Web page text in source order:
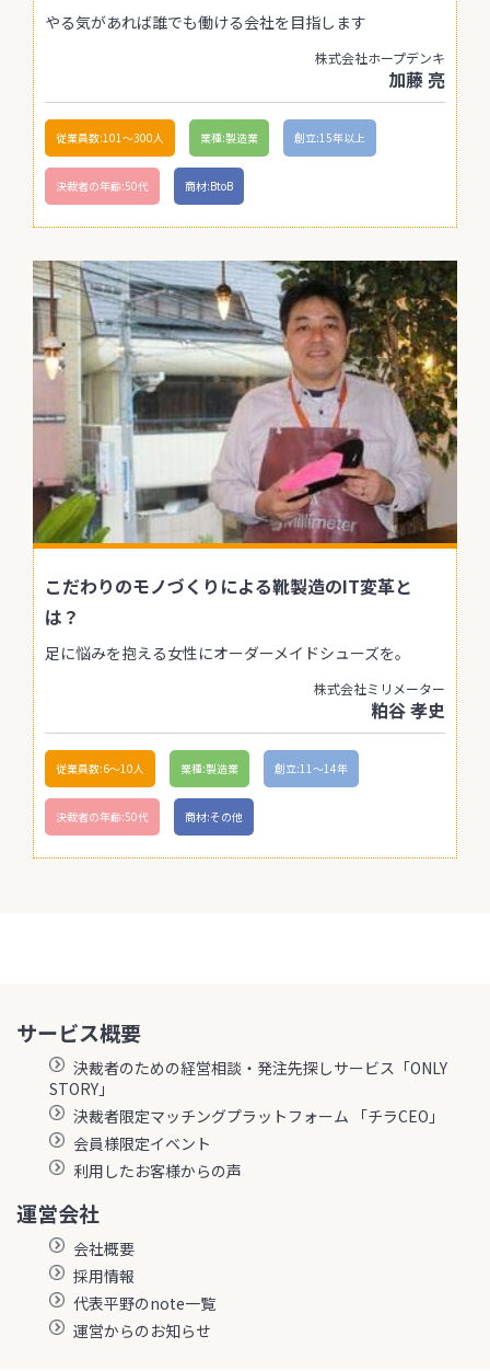
やる気があれば誰でも働ける会社を目指します
株式会社ホープデンキ
加藤 亮
従業員数:101〜300人 業種:製造業 創立:15年以上
決裁者の年齢:50代 商材:BtoB
こだわりのモノづくりによる靴製造のIT変革と
は？
足に悩みを抱える女性にオーダーメイドシューズを。
株式会社ミリメーター
粕谷 孝史
従業員数:6～10人 業種:製造業 創立:11〜14年
決裁者の年齢:50代 商材:その他
サービス概要
決裁者のための経営相談・発注先探しサービス「ONLY
STORY」
決裁者限定マッチングプラットフォーム 「チラCEO」
会員様限定イベント
利用したお客様からの声
運営会社
会社概要
採用情報
代表平野のnote一覧
運営からのお知らせ